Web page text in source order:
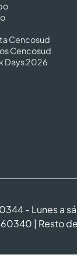
Cencosud
Cencosud
Days 2026
- Lunes a
| Resto